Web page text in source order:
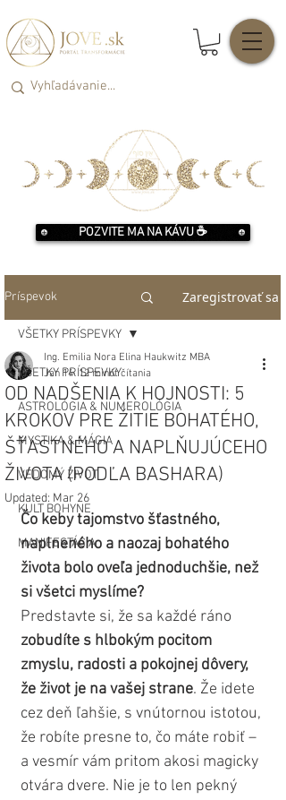
POZVITE MA NA KÁVU ☕️
Príspevok Zaregistrovať sa
VŠETKY PRÍSPEVKY
ASTROLÓGIA & NUMEROLÓGIA
MYSTIKA & MÁGIA
VEDOMÝ ŽIVOT
KULT BOHYNE
MANIFESTÁCIA
VŠETKY PRÍSPEVKY
OD NADŠENIA K HOJNOSTI: 5
KROKOV PRE ŽITIE BOHATÉHO,
ŠŤASTNÉHO A NAPLŇUJÚCEHO
ŽIVOTA (PODĽA BASHARA)
Ing. Emilia Nora Elina Haukwitz MBA
Jan 14 12 minút čítania
Updated: Mar 26
Čo keby tajomstvo šťastného,
naplneného a naozaj bohatého
života bolo oveľa jednoduchšie, než
si všetci myslíme?
Predstavte si, že sa každé ráno
zobudíte s hlbokým pocitom
zmyslu, radosti a pokojnej dôvery,
že život je na vašej strane. Že idete
cez deň ľahšie, s vnútornou istotou,
že robíte presne to, čo máte robiť –
a vesmír vám pritom akosi magicky
otvára dvere. Nie je to len pekný